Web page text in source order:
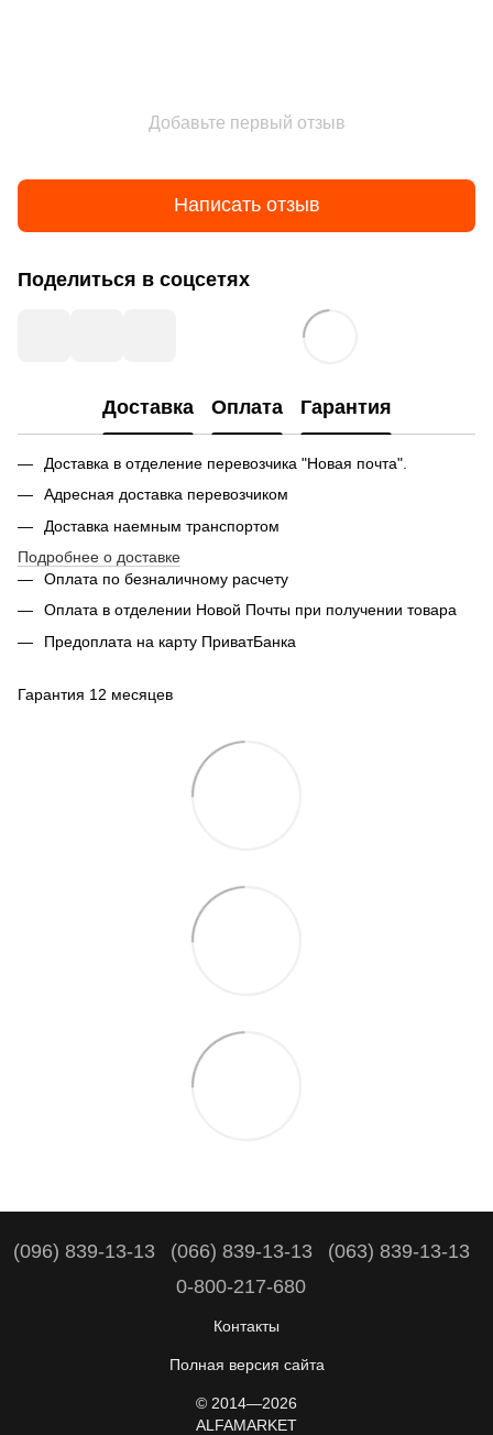
Добавьте первый отзыв
Написать отзыв
Поделиться в соцсетях
Доставка Оплата Гарантия
Доставка в отделение перевозчика "Новая почта".
Адресная доставка перевозчиком
Доставка наемным транспортом
Подробнее о доставке
Оплата по безналичному расчету
Оплата в отделении Новой Почты при получении товара
Предоплата на карту ПриватБанка
Гарантия 12 месяцев
(096) 839-13-13 (066) 839-13-13
(063) 839-13-13
0-800-217-680
Контакты
Полная версия сайта
© 2014—2026
ALFAMARKET